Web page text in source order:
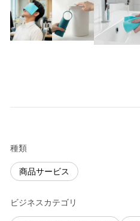
種類
商品サービス
ビジネスカテゴリ